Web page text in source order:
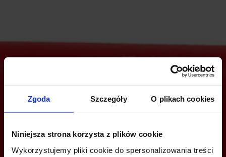
Zgoda Szczegóły O plikach cookies
Niniejsza strona korzysta z plików cookie
Wykorzystujemy pliki cookie do spersonalizowania treści
Jesteś zainteresowany tą ofertą?
ZADZWOŃ I DOWIEDZ SIĘ WIĘCEJ